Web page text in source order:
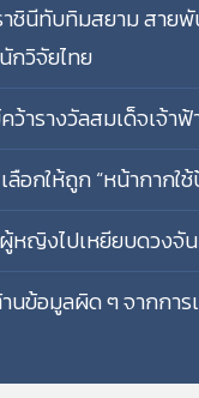
ชินีทับทิมสยาม สาย
กวิจัยไทย
ว้ารางวัลสมเด็จเจ้า
ลือกให้ถูก “หน้ากากใ
หญิงไปเหยียบดวงจั
านข้อมูลผิด ๆ จากกา